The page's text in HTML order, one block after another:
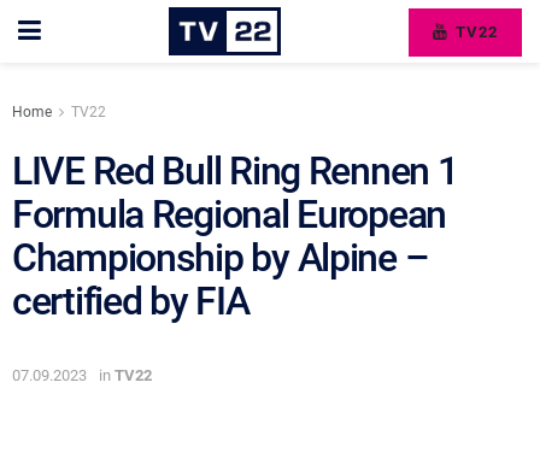
TV22
Home TV22
LIVE Red Bull Ring Rennen 1
Formula Regional European
Championship by Alpine –
certified by FIA
07.09.2023 in TV22